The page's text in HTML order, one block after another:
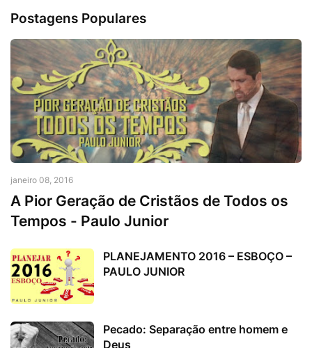
Postagens Populares
janeiro 08, 2016
A Pior Geração de Cristãos de Todos os
Tempos - Paulo Junior
PLANEJAMENTO 2016 – ESBOÇO –
PAULO JUNIOR
Pecado: Separação entre homem e
Deus